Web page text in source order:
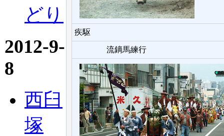
どり
2012-9-
8
西臼
塚
疾駆
流鏑馬練行